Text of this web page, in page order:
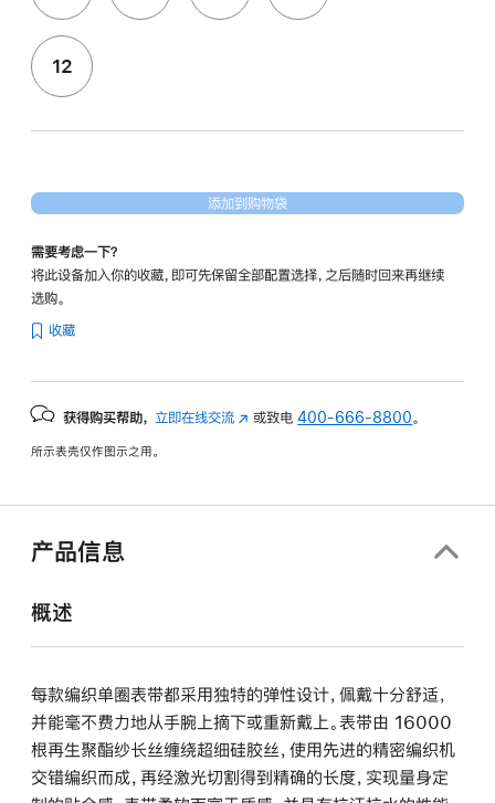
12
添加到购物袋
需要考虑一下？
将此设备加入你的收藏，即可先保留全部配置选择，之后随时回来再继续
选购。
收藏
获得购买帮助， 立即在线交流 (在
中
或致电400-666-8800 。
所示表壳仅作图示之用。
产品信息
概述
每款编织单圈表带都采用独特的弹性设计，佩戴十分舒适，
并能毫不费力地从手腕上摘下或重新戴上。表带由 16000
根再生聚酯纱长丝缠绕超细硅胶丝，使用先进的精密编织机
交错编织而成，再经激光切割得到精确的长度，实现量身定